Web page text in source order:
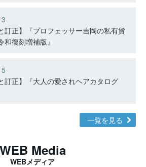
訂正】『プロフェッサー吉岡の私有貨
復刻増補版』
訂正】『大人の愛されヘアカタログ
一覧を見る
WEB Media
WEBメディア